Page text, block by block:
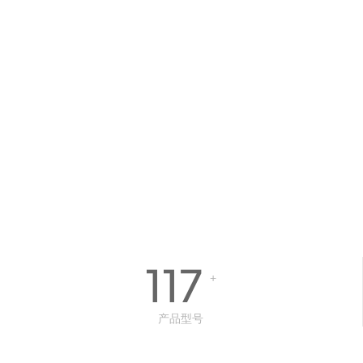
117 +
产品型号